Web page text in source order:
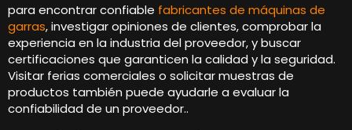
para encontrar confiable fabricantes de máquinas de
garras, investigar opiniones de clientes, comprobar la
experiencia en la industria del proveedor, y buscar
certificaciones que garanticen la calidad y la seguridad.
Visitar ferias comerciales o solicitar muestras de
productos también puede ayudarle a evaluar la
confiabilidad de un proveedor..